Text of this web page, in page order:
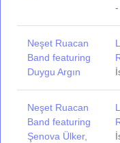
Neşet Ruacan
Band featuring
Duygu Argın
Neşet Ruacan
Band featuring
Şenova Ülker,